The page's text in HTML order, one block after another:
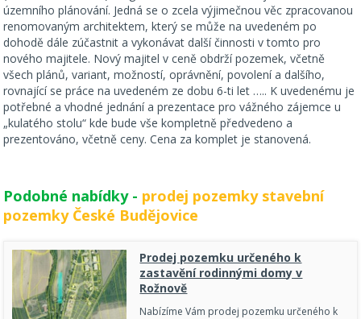
územního plánování. Jedná se o zcela výjimečnou věc zpracovanou
renomovaným architektem, který se může na uvedeném po
dohodě dále zúčastnit a vykonávat další činnosti v tomto pro
nového majitele. Nový majitel v ceně obdrží pozemek, včetně
všech plánů, variant, možností, oprávnění, povolení a dalšího,
rovnající se práce na uvedeném ze dobu 6-ti let ….. K uvedenému je
potřebné a vhodné jednání a prezentace pro vážného zájemce u
„kulatého stolu“ kde bude vše kompletně předvedeno a
prezentováno, včetně ceny. Cena za komplet je stanovená.
Podobné nabídky - prodej pozemky stavební
pozemky České Budějovice
Prodej pozemku určeného k
zastavění rodinnými domy v
Rožnově
Nabízíme Vám prodej pozemku určeného k